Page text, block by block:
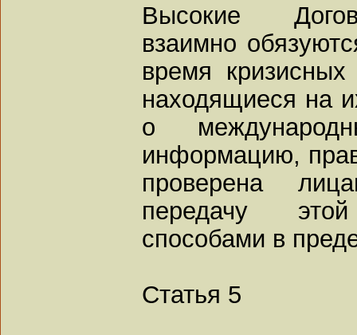
Высокие
взаимно
время
находящиеся на
о
информацию,
проверена
передачу
способами в
Статья 5